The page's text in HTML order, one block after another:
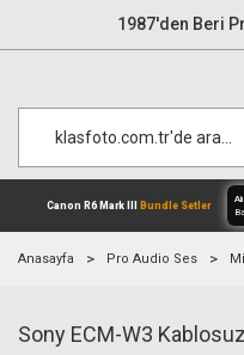
1987'den Beri
Canon R6 Mark III
Anasayfa Pro Audio Ses
Sony ECM-W3